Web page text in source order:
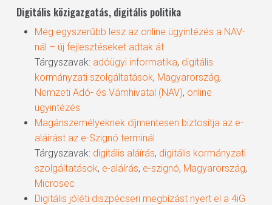
Digitális közigazgatás, digitális politika
Még egyszerűbb lesz az online ügyintézés a NAV-
nál – új fejlesztéseket adtak át
Tárgyszavak: adóügyi informatika, digitális
kormányzati szolgáltatások, Magyarország,
Nemzeti Adó- és Vámhivatal (NAV), online
ügyintézés
Magánszemélyeknek díjmentesen biztosítja az e-
aláírást az e-Szignó terminál
Tárgyszavak: digitális aláírás, digitális kormányzati
szolgáltatások, e-aláírás, e-szignó, Magyarország,
Microsec
Digitális jóléti diszpécseri megbízást nyert el a 4iG